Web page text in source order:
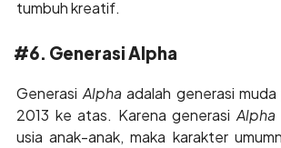
tumbuh kreatif.
#6. Generasi Alpha
GenerasiAlphaadalah generasi
2013 ke atas. Karena generasiAlpha
usia anak-anak, maka karakter